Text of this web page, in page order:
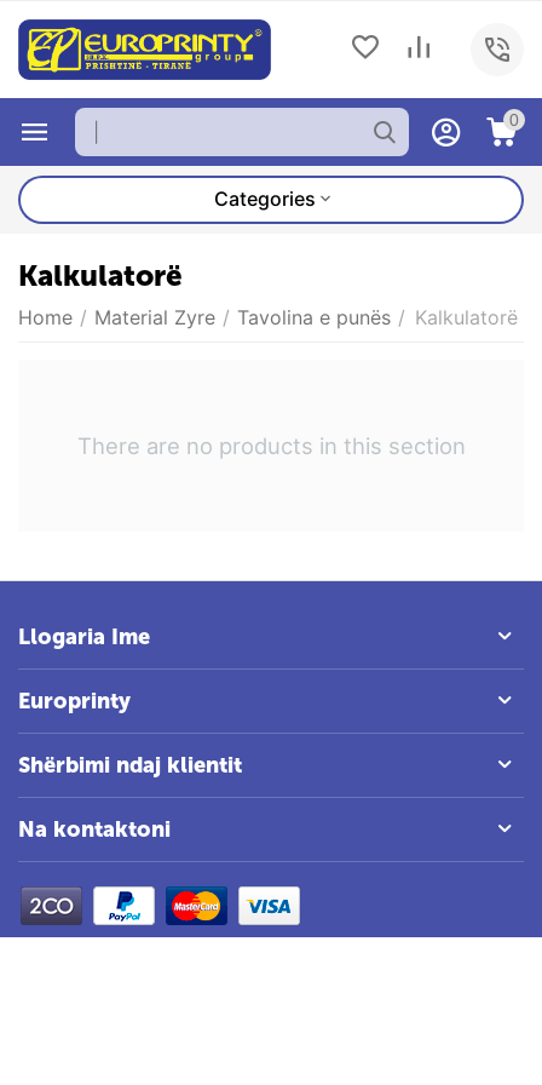
0
Categories
Kalkulatorë
Home / Material Zyre / Tavolina e punës / Kalkulatorë
There are no products in this section
Llogaria Ime
Europrinty
Shërbimi ndaj klientit
Na kontaktoni